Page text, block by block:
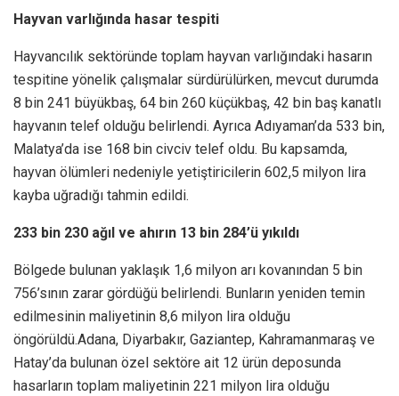
Hayvan varlığında hasar tespiti
Hayvancılık sektöründe toplam hayvan varlığındaki hasarın
tespitine yönelik çalışmalar sürdürülürken, mevcut durumda
8 bin 241 büyükbaş, 64 bin 260 küçükbaş, 42 bin baş kanatlı
hayvanın telef olduğu belirlendi. Ayrıca Adıyaman’da 533 bin,
Malatya’da ise 168 bin civciv telef oldu. Bu kapsamda,
hayvan ölümleri nedeniyle yetiştiricilerin 602,5 milyon lira
kayba uğradığı tahmin edildi.
233 bin 230 ağıl ve ahırın 13 bin 284’ü yıkıldı
Bölgede bulunan yaklaşık 1,6 milyon arı kovanından 5 bin
756’sının zarar gördüğü belirlendi. Bunların yeniden temin
edilmesinin maliyetinin 8,6 milyon lira olduğu
öngörüldü.Adana, Diyarbakır, Gaziantep, Kahramanmaraş ve
Hatay’da bulunan özel sektöre ait 12 ürün deposunda
hasarların toplam maliyetinin 221 milyon lira olduğu